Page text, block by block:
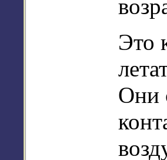
Это
Они